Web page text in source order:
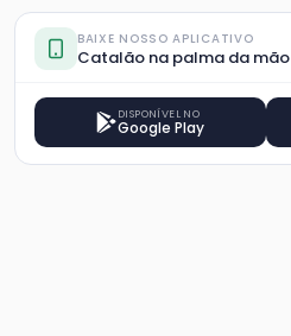
BAIXE NOSSO APLICATIVO
Catalão na palma da mão
DISPONÍVEL NO
Google Play